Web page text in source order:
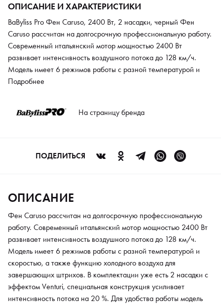
ОПИСАНИЕ И ХАРАКТЕРИСТИКИ
BaByliss Pro Фен Caruso, 2400 Вт, 2 насадки, черный Фен
Caruso рассчитан на долгосрочную профессиональную работу.
Современный итальянский мотор мощностью 2400 Вт
развивает интенсивность воздушного потока до 128 км/ч.
Модель имеет 6 режимов работы с разной температурой и
скоростью, а также функцию холодного воздуха для
интенсивность потока на 20 %. Для удобства работы модель
свободно перемещаться по помещению.
Подробнее
На страницу бренда
ПОДЕЛИТЬСЯ
ОПИСАНИЕ
Фен Caruso рассчитан на долгосрочную профессиональную
работу. Современный итальянский мотор мощностью 2400 Вт
развивает интенсивность воздушного потока до 128 км/ч.
Модель имеет 6 режимов работы с разной температурой и
скоростью, а также функцию холодного воздуха для
завершающих штрихов. В комплектации уже есть 2 насадки с
эффектом Venturi, специальная конструкция усиливает
интенсивность потока на 20 %. Для удобства работы модель